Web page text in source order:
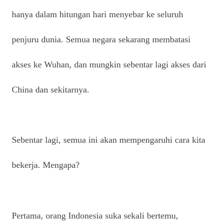
hanya dalam hitungan hari menyebar ke seluruh
penjuru dunia. Semua negara sekarang membatasi
akses ke Wuhan, dan mungkin sebentar lagi akses dari
China dan sekitarnya.
Sebentar lagi, semua ini akan mempengaruhi cara kita
bekerja. Mengapa?
Pertama, orang Indonesia suka sekali bertemu,